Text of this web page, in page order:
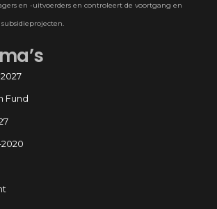
en -uitvoerders en controleert de voortgang en
Fund